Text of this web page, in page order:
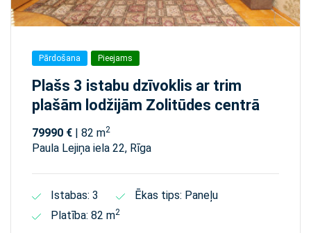
Pārdošana Pieejams
Plašs 3 istabu dzīvoklis ar trim
plašām lodžijām Zolitūdes centrā
79990 € | 82 m2
Paula Lejiņa iela 22, Rīga
Istabas: 3
Ēkas tips: Paneļu
Platība: 82 m2